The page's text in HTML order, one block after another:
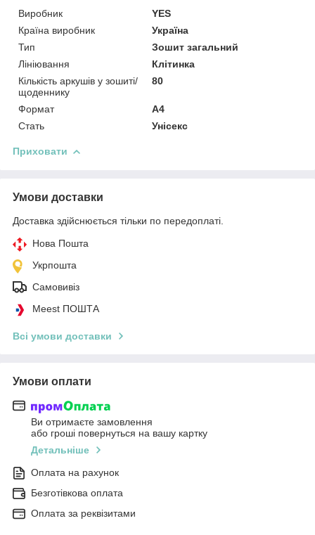
Виробник
YES
Країна виробник
Україна
Тип
Зошит загальний
Лініювання
Клітинка
Кількість аркушів у зошиті/
щоденнику
80
Формат
A4
Стать
Унісекс
Приховати
Умови доставки
Доставка здійснюється тільки по передоплаті.
Нова Пошта
Укрпошта
Самовивіз
Meest ПОШТА
Всі умови доставки
Умови оплати
Ви отримаєте замовлення
або гроші повернуться на вашу картку
Детальніше
Оплата на рахунок
Безготівкова оплата
Оплата за реквізитами